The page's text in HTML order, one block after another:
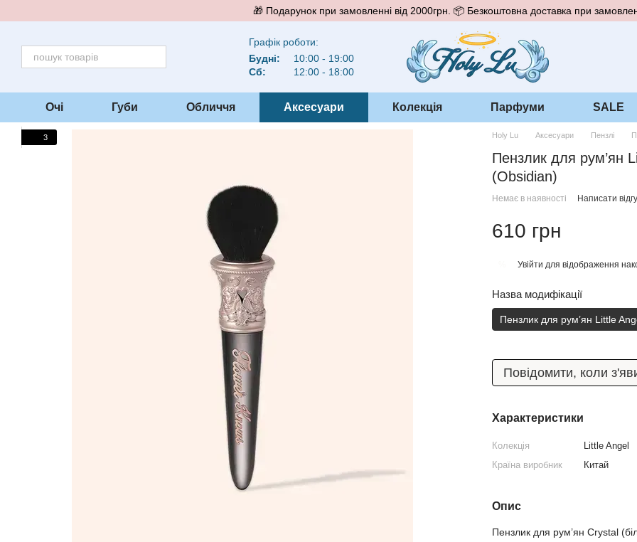
🎁 Подарунок при замовленні від 2000грн. 📦 Безкоштовна доставка при
Графік роботи:
Будні:
10:00 - 19:00
Сб:
12:00 - 18:00
Очі Губи Обличчя Аксесуари Колекція Парфуми SALE
3 Holy Lu Аксесуари Пензлі
Пензлик для рум’ян
(Obsidian)
Немає в наявності Написати
610 грн
Увійти для відображення
Назва модифікації
Пензлик для рум’ян Little
Повідомити, коли
Характеристики
Колекція
Little Angel
Країна виробник
Китай
Опис
Пензлик для рум’ян Crystal